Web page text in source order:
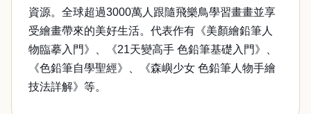
資源。全球超過3000萬人跟隨飛樂鳥學習畫畫並享
受繪畫帶來的美好生活。代表作有《美顏繪鉛筆人
物臨摹入門》、《21天變高手 色鉛筆基礎入門》、
《色鉛筆自學聖經》、《森嶼少女 色鉛筆人物手繪
技法詳解》等。